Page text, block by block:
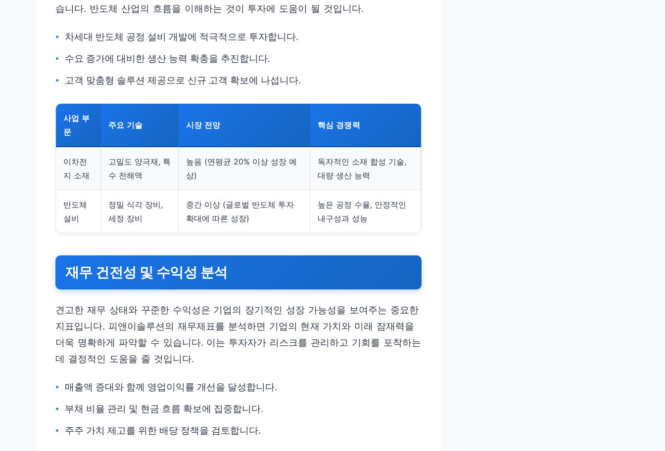
습니다. 반도체 산업의 흐름을 이해하는 것이 투자에 도움이 될 것입니다.
차세대 반도체 공정 설비 개발에 적극적으로 투자합니다.
수요 증가에 대비한 생산 능력 확충을 추진합니다.
고객 맞춤형 솔루션 제공으로 신규 고객 확보에 나섭니다.
사업 부
문
주요 기술 시장 전망 핵심 경쟁력
이차전
지 소재
고밀도 양극재, 특
수 전해액
높음 (연평균 20% 이상 성장 예
상)
독자적인 소재 합성 기술,
대량 생산 능력
반도체
설비
정밀 식각 장비,
세정 장비
중간 이상 (글로벌 반도체 투자
확대에 따른 성장)
높은 공정 수율, 안정적인
내구성과 성능
재무 건전성 및 수익성 분석
견고한 재무 상태와 꾸준한 수익성은 기업의 장기적인 성장 가능성을 보여주는 중요한
지표입니다. 피앤이솔루션의 재무제표를 분석하면 기업의 현재 가치와 미래 잠재력을
더욱 명확하게 파악할 수 있습니다. 이는 투자자가 리스크를 관리하고 기회를 포착하는
데 결정적인 도움을 줄 것입니다.
매출액 증대와 함께 영업이익률 개선을 달성합니다.
부채 비율 관리 및 현금 흐름 확보에 집중합니다.
주주 가치 제고를 위한 배당 정책을 검토합니다.